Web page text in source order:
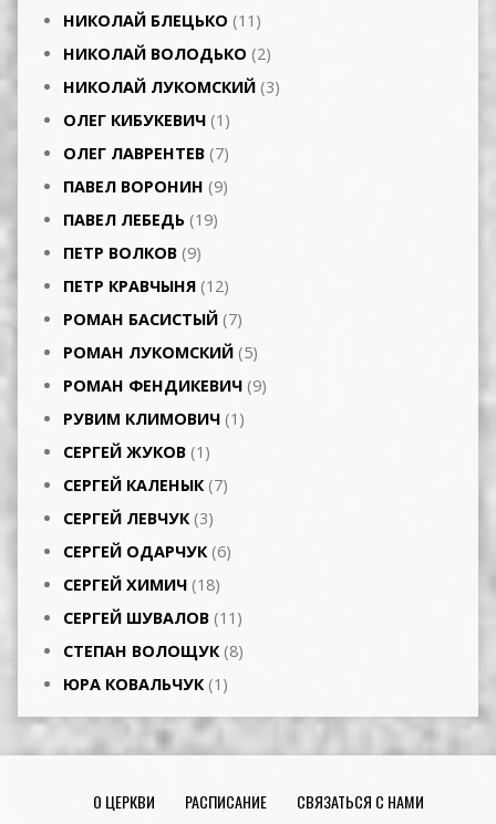
НИКОЛАЙ БЛЕЦЬКО (11)
НИКОЛАЙ ВОЛОДЬКО (2)
НИКОЛАЙ ЛУКОМСКИЙ (3)
ОЛЕГ КИБУКЕВИЧ (1)
ОЛЕГ ЛАВРЕНТЕВ (7)
ПАВЕЛ ВОРОНИН (9)
ПАВЕЛ ЛЕБЕДЬ (19)
ПЕТР ВОЛКОВ (9)
ПЕТР КРАВЧЫНЯ (12)
РОМАН БАСИСТЫЙ (7)
РОМАН ЛУКОМСКИЙ (5)
РОМАН ФЕНДИКЕВИЧ (9)
РУВИМ КЛИМОВИЧ (1)
СЕРГЕЙ ЖУКОВ (1)
СЕРГЕЙ КАЛЕНЫК (7)
СЕРГЕЙ ЛЕВЧУК(3)
СЕРГЕЙ ОДАРЧУК(6)
СЕРГЕЙ ХИМИЧ (18)
СЕРГЕЙ ШУВАЛОВ (11)
СТЕПАН ВОЛОЩУК (8)
ЮРА КОВАЛЬЧУК(1)
О ЦЕРКВИ РАСПИСАНИЕ СВЯЗАТЬСЯ С НАМИ